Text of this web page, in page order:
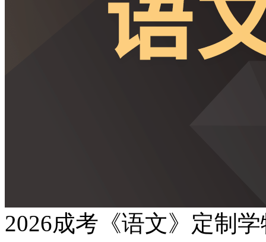
2026成考《语文》定制